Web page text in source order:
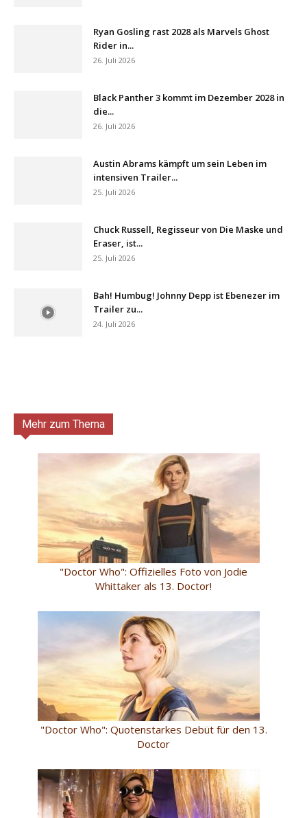
Ryan Gosling rast 2028 als Marvels Ghost
Rider in...
26. Juli 2026
Black Panther 3 kommt im Dezember 2028 in
die...
26. Juli 2026
Austin Abrams kämpft um sein Leben im
intensiven Trailer...
25. Juli 2026
Chuck Russell, Regisseur von Die Maske und
Eraser, ist...
25. Juli 2026
Bah! Humbug! Johnny Depp ist Ebenezer im
Trailer zu...
24. Juli 2026
Mehr zum Thema
"Doctor Who": Offizielles Foto von Jodie
Whittaker als 13. Doctor!
"Doctor Who": Quotenstarkes Debüt für den 13.
Doctor